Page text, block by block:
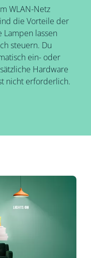
WLAN-Netz
die Vorteile der
Lampen lassen
steuern. Du
ein- oder
Hardware
nicht erforderlich.